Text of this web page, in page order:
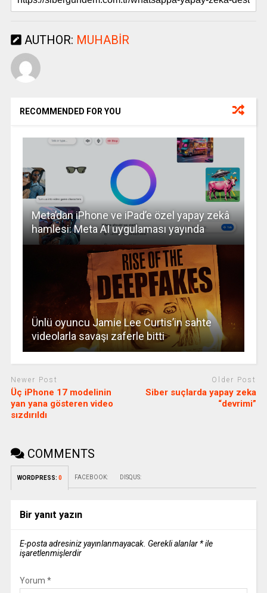
AUTHOR: MUHABIR
RECOMMENDED FOR YOU
Meta’dan iPhone ve iPad’e özel yapay zekâ
hamlesi: Meta AI uygulaması yayında
Ünlü oyuncu Jamie Lee Curtis’in sahte
videolarla savaşı zaferle bitti
Newer Post
Üç iPhone 17 modelinin
yan yana gösteren video
sızdırıldı
Older Post
Siber suçlarda yapay zeka
“devrimi”
COMMENTS
WORDPRESS: 0 FACEBOOK: DISQUS:
Bir yanıt yazın
E-posta adresiniz yayınlanmayacak. Gerekli alanlar *ile
işaretlenmişlerdir
Yorum *